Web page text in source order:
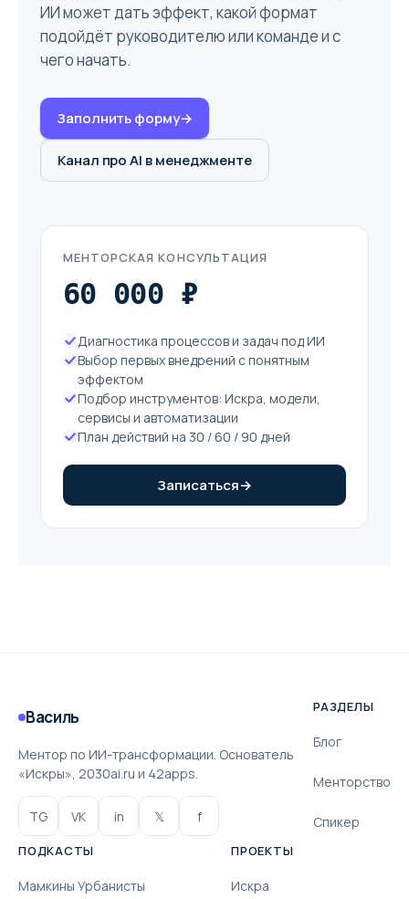
ИИ может дать эффект, какой формат
подойдёт руководителю или команде и с
чего начать.
Заполнить форму→
Канал про AI в менеджменте
МЕНТОРСКАЯ КОНСУЛЬТАЦИЯ
60 000 ₽
Диагностика процессов и задач под ИИ
Выбор первых внедрений с понятным
эффектом
Подбор инструментов: Искра, модели,
сервисы и автоматизации
План действий на 30 / 60 / 90 дней
Записаться→
Василь
Ментор по ИИ-трансформации. Основатель
«Искры», 2030ai.ru и 42apps.
TG VK in 𝕏 f
РАЗДЕЛЫ
Блог
Менторство
Спикер
ПОДКАСТЫ
Мамкины Урбанисты
ПРОЕКТЫ
Искра